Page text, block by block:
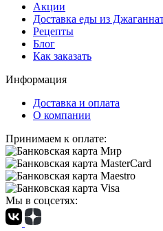
Акции
Доставка еды из
Рецепты
Блог
Как заказать
Информация
Доставка и оплата
О компании
Принимаем к оплате:
Мы в соцсетях: